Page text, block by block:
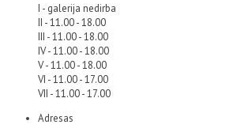
I - galerija nedirba
II - 11.00 - 18.00
III - 11.00 - 18.00
IV - 11.00 - 18.00
V - 11.00 - 18.00
VI - 11.00 - 17.00
VII - 11.00 - 17.00
Adresas